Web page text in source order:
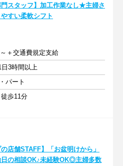
門スタッフ】加工作業なし★主婦さ
すい柔軟シフト
＋交通費規定支給
3時間以上
パート
歩11分
の店舗STAFF】「お盆明けから」
の相談OK♪未経験OK◎主婦多数